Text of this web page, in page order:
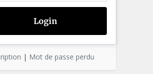
| Mot de passe perdu